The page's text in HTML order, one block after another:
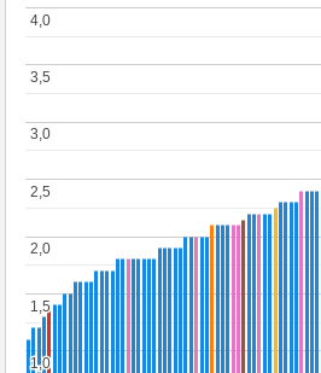
1,0
1,0
1,5
1,5
2,0
2,0
2,5
2,5
3,0
3,0
3,5
3,5
4,0
4,0